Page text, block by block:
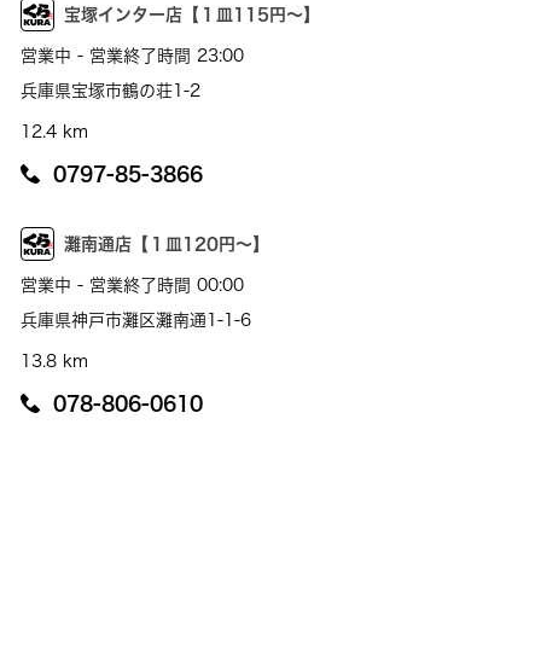
宝塚インター店【１皿115円～】
営業中 - 営業終了時間 23:00
兵庫県宝塚市鶴の荘1-2
12.4 km
0797-85-3866
灘南通店【１皿120円～】
営業中 - 営業終了時間 00:00
兵庫県神戸市灘区灘南通1-1-6
13.8 km
078-806-0610